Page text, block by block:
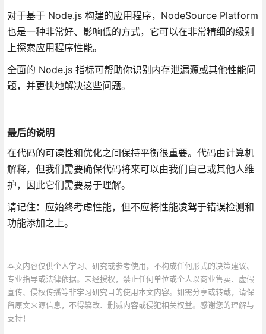
对于基于 Node.js 构建的应用程序，NodeSource Platform
也是一种非常好、影响低的方式，它可以在非常精细的级别
上探索应用程序性能。
全面的 Node.js 指标可帮助你识别内存泄漏源或其他性能问
题，并更快地解决这些问题。
最后的说明
在代码的可读性和优化之间保持平衡很重要。代码由计算机
解释，但我们需要确保代码将来可以由我们自己或其他人维
护，因此它们需要易于理解。
请记住：应始终考虑性能，但不应将性能凌驾于错误检测和
功能添加之上。
本文内容仅供个人学习、研究或参考使用，不构成任何形式的决策建议、
专业指导或法律依据。未经授权，禁止任何单位或个人以商业售卖、虚假
宣传、侵权传播等非学习研究目的使用本文内容。如需分享或转载，请保
留原文来源信息，不得篡改、删减内容或侵犯相关权益。感谢您的理解与
支持！